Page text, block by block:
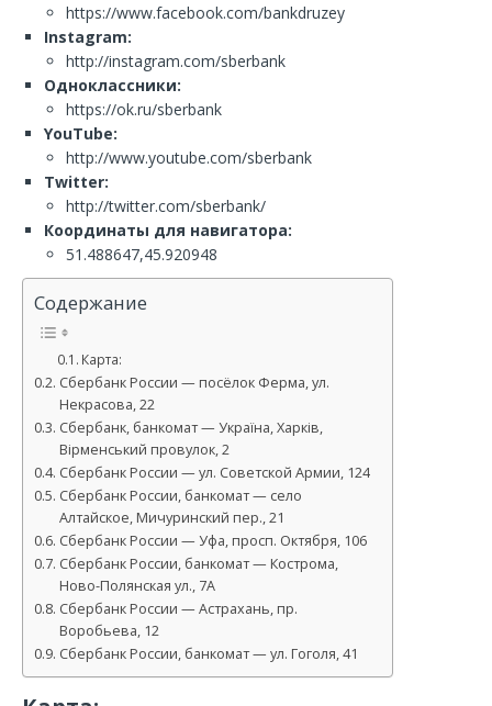
https://www.facebook.com/bankdruzey
Instagram:
http://instagram.com/sberbank
Одноклассники:
https://ok.ru/sberbank
YouTube:
http://www.youtube.com/sberbank
Twitter:
http://twitter.com/sberbank/
Координаты для навигатора:
51.488647,45.920948
Содержание
Карта:
Сбербанк России — посёлок Ферма, ул.
Некрасова, 22
Сбербанк, банкомат — Україна, Харків,
Вірменський провулок, 2
Сбербанк России — ул. Советской Армии, 124
Сбербанк России, банкомат — село
Алтайское, Мичуринский пер., 21
Сбербанк России — Уфа, просп. Октября, 106
Сбербанк России, банкомат — Кострома,
Ново-Полянская ул., 7А
Сбербанк России — Астрахань, пр.
Воробьева, 12
Сбербанк России, банкомат — ул. Гоголя, 41